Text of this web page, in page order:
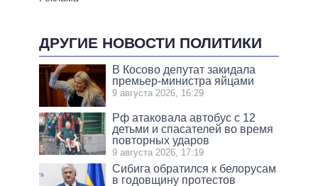
ДРУГИЕ НОВОСТИ ПОЛИТИКИ
В Косово депутат закидала
премьер-министра яйцами
9 августа 2026, 16:29
Рф атаковала автобус с 12
детьми и спасателей во время
повторных ударов
9 августа 2026, 17:19
Сибига обратился к белорусам
в годовщину протестов